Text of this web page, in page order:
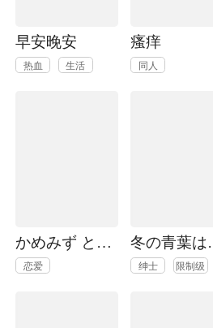
早安晚安
热血 生活
瘙痒
同人
かめみず とら狗粮短篇集
恋爱
冬の
绅士 限制级